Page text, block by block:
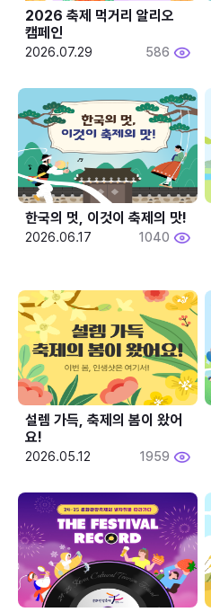
2026 축제 먹거리 알리오
캠페인
2026.07.29 586
한국의 멋, 이것이 축제의 맛!
2026.06.17 1040
설렘 가득, 축제의 봄이 왔어
요!
2026.05.12 1959